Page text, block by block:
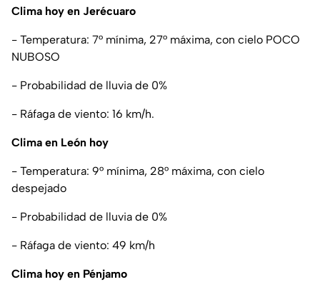
Clima hoy en Jerécuaro
- Temperatura: 7° mínima, 27° máxima, con cielo POCO
NUBOSO
- Probabilidad de lluvia de 0%
- Ráfaga de viento: 16 km/h.
Clima en León hoy
- Temperatura: 9° mínima, 28° máxima, con cielo
despejado
- Probabilidad de lluvia de 0%
- Ráfaga de viento: 49 km/h
Clima hoy en Pénjamo